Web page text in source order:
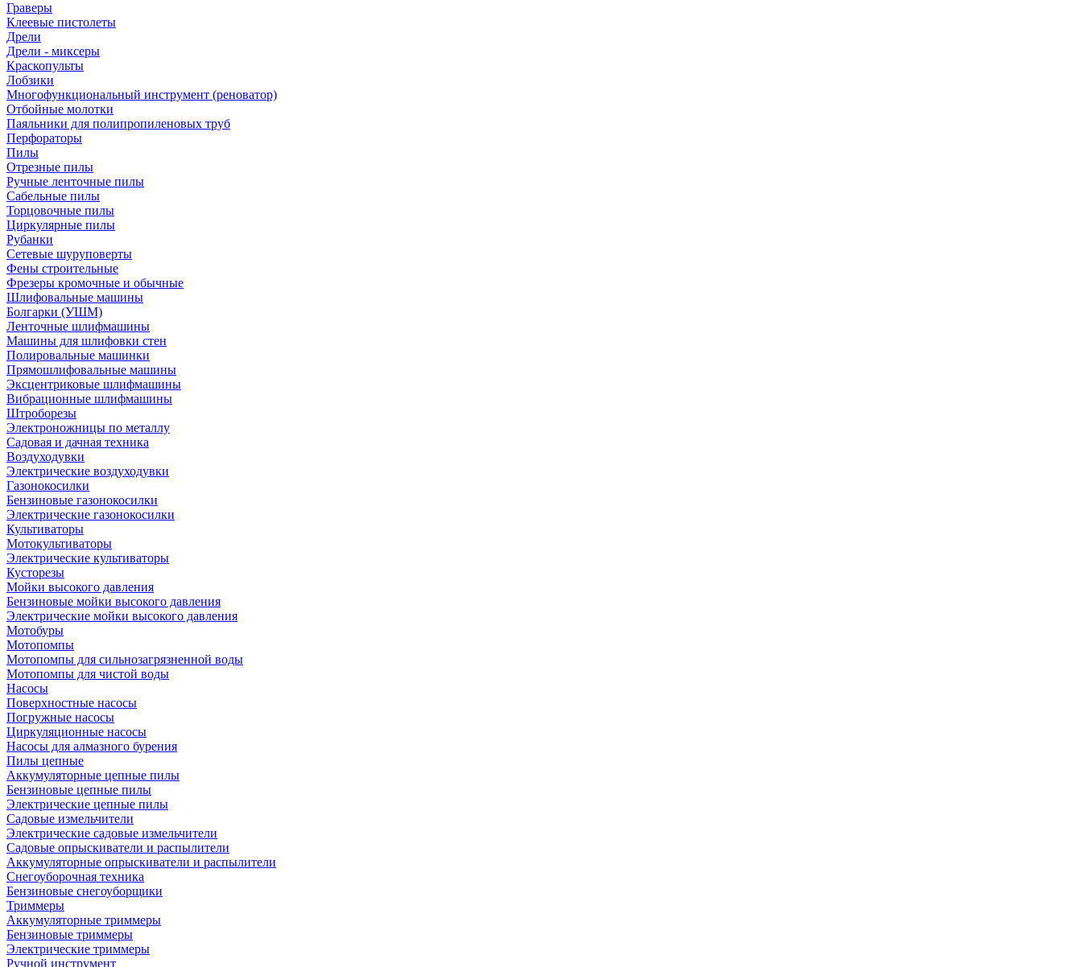
Граверы
Клеевые пистолеты
Дрели
Дрели - миксеры
Краскопульты
Лобзики
Многофункциональный инструмент (реноватор)
Отбойные молотки
Паяльники для полипропиленовых труб
Перфораторы
Пилы
Отрезные пилы
Ручные ленточные пилы
Сабельные пилы
Торцовочные пилы
Циркулярные пилы
Рубанки
Сетевые шуруповерты
Фены строительные
Фрезеры кромочные и обычные
Шлифовальные машины
Болгарки (УШМ)
Ленточные шлифмашины
Машины для шлифовки стен
Полировальные машинки
Прямошлифовальные машины
Эксцентриковые шлифмашины
Вибрационные шлифмашины
Штроборезы
Электроножницы по металлу
Садовая и дачная техника
Воздуходувки
Электрические воздуходувки
Газонокосилки
Бензиновые газонокосилки
Электрические газонокосилки
Культиваторы
Мотокультиваторы
Электрические культиваторы
Кусторезы
Мойки высокого давления
Бензиновые мойки высокого давления
Электрические мойки высокого давления
Мотобуры
Мотопомпы
Мотопомпы для сильнозагрязненной воды
Мотопомпы для чистой воды
Насосы
Поверхностные насосы
Погружные насосы
Циркуляционные насосы
Насосы для алмазного бурения
Пилы цепные
Аккумуляторные цепные пилы
Бензиновые цепные пилы
Электрические цепные пилы
Садовые измельчители
Электрические садовые измельчители
Садовые опрыскиватели и распылители
Аккумуляторные опрыскиватели и распылители
Снегоуборочная техника
Бензиновые снегоуборщики
Триммеры
Аккумуляторные триммеры
Бензиновые триммеры
Электрические триммеры
Ручной инструмент